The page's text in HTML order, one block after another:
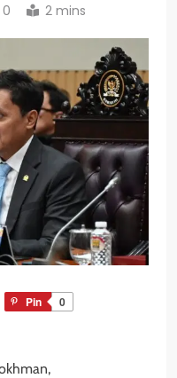
0 2 mins
Pin
0